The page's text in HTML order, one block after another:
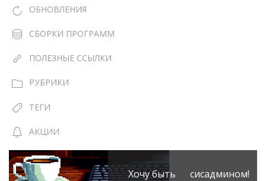
ОБНОВЛЕНИЯ
СБОРКИ ПРОГРАММ
ПОЛЕЗНЫЕ ССЫЛКИ
РУБРИКИ
ТЕГИ
АКЦИИ
Хочу быть сисадмином!